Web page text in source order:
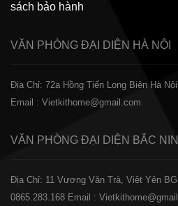
sách bảo hành
VĂN PHÒNG ĐẠI DIỆN HÀ NỘI
Địa Chỉ: 72a Hồng Tiến Long Biên Hà Nội
Email : Vietkithome@gmail.com
VĂN PHÒNG ĐẠI DIỆN BẮC
Địa Chỉ: 11 Vương Văn Trà, Việt Yên
0865.283.168 Email :